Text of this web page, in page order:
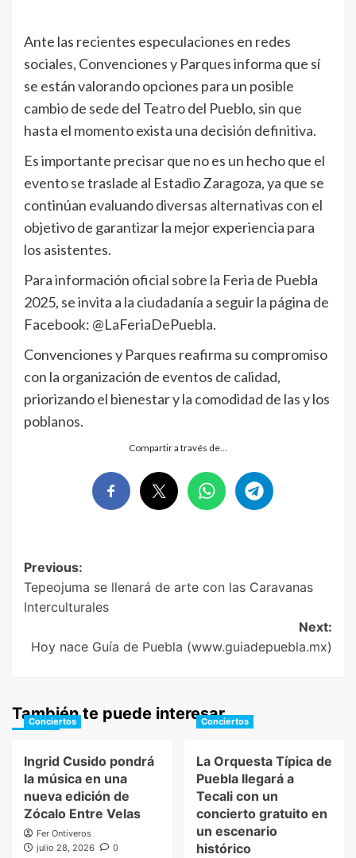
Ante las recientes especulaciones en redes
sociales, Convenciones y Parques informa que sí
se están valorando opciones para un posible
cambio de sede del Teatro del Pueblo, sin que
hasta el momento exista una decisión definitiva.
Es importante precisar que no es un hecho que el
evento se traslade al Estadio Zaragoza, ya que se
continúan evaluando diversas alternativas con el
objetivo de garantizar la mejor experiencia para
los asistentes.
Para información oficial sobre la Feria de Puebla
2025, se invita a la ciudadanía a seguir la página de
Facebook: @LaFeriaDePuebla.
Convenciones y Parques reafirma su compromiso
con la organización de eventos de calidad,
priorizando el bienestar y la comodidad de las y los
poblanos.
Compartir a través de…
Post
navigation
Previous:
Tepeojuma se llenará de arte con las Caravanas
Interculturales
Next:
Hoy nace Guía de Puebla (www.guiadepuebla.mx)
También te puede interesar
Conciertos
Ingrid Cusido pondrá
la música en una
nueva edición de
Zócalo Entre Velas
Fer Ontiveros
julio 28, 2026
0
Conciertos
La Orquesta Típica de
Puebla llegará a
Tecali con un
concierto gratuito en
un escenario
histórico